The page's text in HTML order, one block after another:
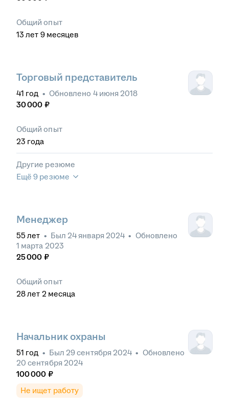
Общий опыт
13 лет 9 месяцев
Торговый представитель
41 год • Обновлено 4 июня 2018
30 000 ₽
Общий опыт
23 года
Другие резюме
Ещё 9 резюме
Менеджер
55 лет • Был 24 января 2024 • Обновлено
1 марта 2023
25 000 ₽
Общий опыт
28лет 2 месяца
Начальник охраны
51 год • Был 29 сентября 2024 • Обновлено
20 сентября 2024
100 000 ₽
Не ищет работу